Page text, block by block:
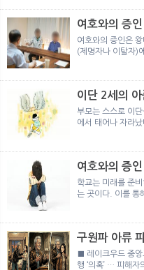
여호와의 증
여호와의 증인은
(제명자나 이탈자)
이단 2세의 아
부모는 스스로 이
에서 태어나 자라
여호와의 증
학교는 미래를 준
는 곳이다. 이를 통
구원파 아류
■ 레이크우드 중앙
행 ‘의혹’ … 피해